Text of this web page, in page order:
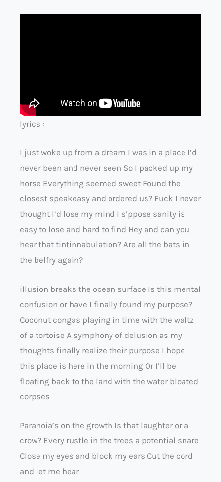
lyrics :
I just woke up from a dream I was in a place I’d
never been and never seen So I packed up my
horse Everything seemed sweet Found the
closest speakeasy and ordered us? Fuck I never
thought I’d lose my mind I s’ppose sanity is
easy to lose and hard to find Hey and can you
hear that tintinnabulation? Are all the bats in
the belfry again?
illusion breaks the ocean surface Is this mental
confusion or have I finally found my purpose?
Coconut congas playing in time with the waltz
of a tortoise A symphony of delusion as my
thoughts finally realize their purpose I hope
this place is here in the morning Or I’ll be
floating back to the land with the water bloated
corpses
Paranoia’s on the growth Is that laughter or a
crow? Every rustle in the trees a potential snare
Close my eyes and block my ears Cut the cord
and let me hear